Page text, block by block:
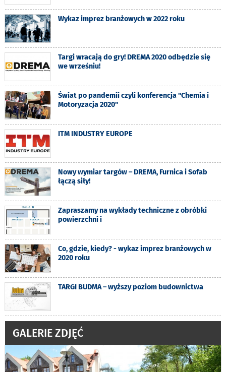
Wykaz imprez branżowych w 2022 roku
Targi wracają do gry! DREMA 2020 odbędzie się
we wrześniu!
Świat po pandemii czyli konferencja "Chemia i
Motoryzacja 2020"
ITM INDUSTRY EUROPE
Nowy wymiar targów – DREMA, Furnica i Sofab
łączą siły!
Zapraszamy na wykłady techniczne z obróbki
powierzchni i
Co, gdzie, kiedy? - wykaz imprez branżowych w
2020 roku
TARGI BUDMA – wyższy poziom budownictwa
GALERIE ZDJĘĆ